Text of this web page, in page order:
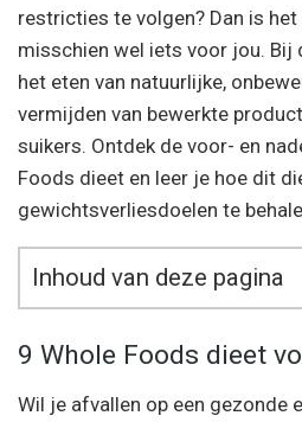
restricties te volgen? Dan is het
misschien wel iets voor jou.
het eten van natuurlijke,
vermijden van bewerkte
suikers. Ontdek de voor- en
Foods dieet en leer je hoe dit
gewichtsverliesdoelen te
Inhoud van deze pagina
9 Whole Foods dieet
Wil je afvallen op een gezonde